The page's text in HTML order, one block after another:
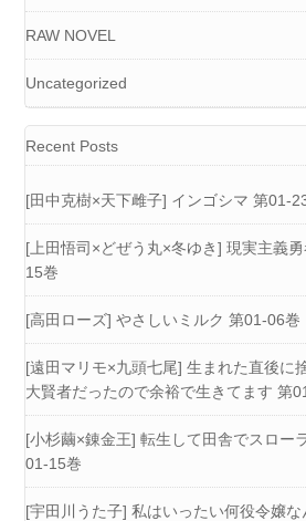
RAW NOVEL
Uncategorized
Recent Posts
[田中克樹×天下雌子] インゴシマ 第01-
[上田悟司×どぜう丸×冬ゆき] 現実主義
15巻
[高田ローズ] やさしいミルク 第01-06巻
[遠田マリモ×九頭七尾] 生まれた直後に
大賢者だったので余裕で生きてます 第
[小杉繭×錬金王] 転生して田舎でスロー
01-15巻
[宇田川うた子] 私はいったい何役令嬢